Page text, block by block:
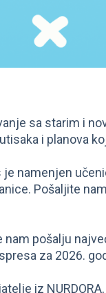
sa starim i
i planova
namenjen
Pošaljite
pošalju
za 2026.
iz